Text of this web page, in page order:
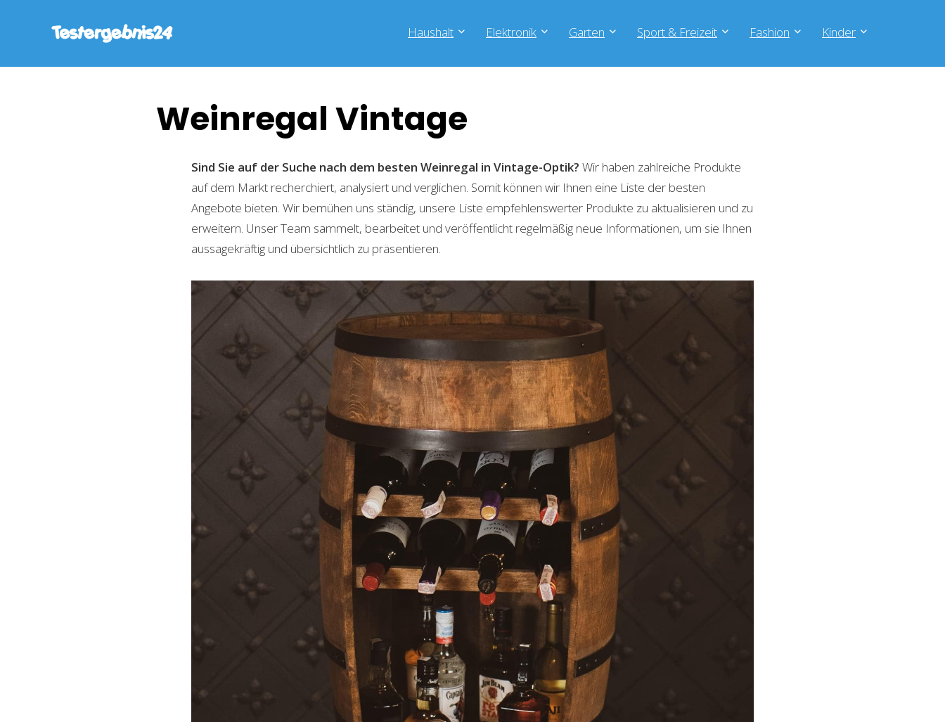
Haushalt Elektronik Garten Sport & Freizeit Fashion Kinder
Weinregal Vintage
Sind Sie auf der Suche nach dem besten Weinregal in Vintage-Optik? Wir haben zahlreiche Produkte
auf dem Markt recherchiert, analysiert und verglichen. Somit können wir Ihnen eine Liste der besten
Angebote bieten. Wir bemühen uns ständig, unsere Liste empfehlenswerter Produkte zu aktualisieren und zu
erweitern. Unser Team sammelt, bearbeitet und veröffentlicht regelmäßig neue Informationen, um sie Ihnen
aussagekräftig und übersichtlich zu präsentieren.